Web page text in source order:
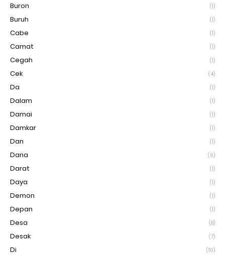
Buron (1)
Buruh (1)
Cabe (1)
Camat (1)
Cegah (1)
Cek (4)
Da (1)
Dalam (1)
Damai (1)
Damkar (1)
Dan (1)
Dana (6)
Darat (1)
Daya (1)
Demon (1)
Depan (1)
Desa (8)
Desak (7)
Di (10)